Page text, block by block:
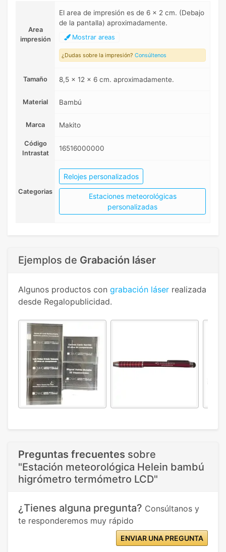
Area
impresión
El area de impresión es de 6 x 2 cm. (Debajo
de la pantalla) aproximadamente.
Mostrar areas
¿Dudas sobre la impresión? Consúltenos
Tamaño 8,5 x 12 x 6 cm. aproximadamente.
Material Bambú
Marca Makito
Código
Intrastat
16516000000
Categorias
Relojes personalizados
Estaciones meteorológicas
personalizadas
Ejemplos de Grabación láser
Algunos productos con grabación láser realizada
desde Regalopublicidad.
Preguntas frecuentes sobre
"Estación meteorológica Helein bambú
higrómetro termómetro LCD"
¿Tienes alguna pregunta? Consúltanos y
te responderemos muy rápido
ENVIAR UNA PREGUNTA